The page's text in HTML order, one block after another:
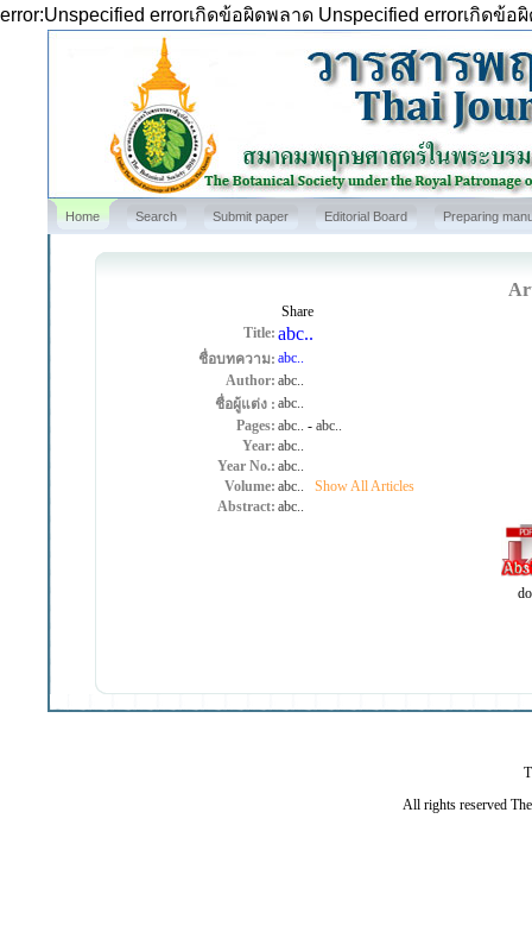
error:Unspecified errorเกิดข้อผิดพลาด Unspecified errorเกิดข้อ
Home Search Submit paper Editorial Board Preparing
Share
Title: abc..
ชื่อบทความ: abc..
Author: abc..
ชื่อผู้แต่ง : abc..
Pages: abc.. - abc..
Year: abc..
Year No.: abc..
Volume: abc..
Show All Articles
Abstract: abc..
All rights reserved